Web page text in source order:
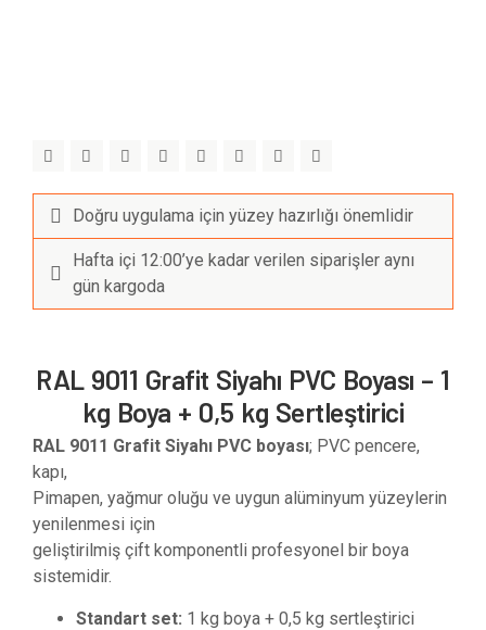
Doğru uygulama için yüzey hazırlığı önemlidir
Hafta içi 12:00’ye kadar verilen siparişler aynı
gün kargoda
RAL 9011 Grafit Siyahı PVC Boyası – 1
kg Boya + 0,5 kg Sertleştirici
RAL 9011 Grafit Siyahı PVC boyası; PVC pencere,
kapı,
Pimapen, yağmur oluğu ve uygun alüminyum yüzeylerin
yenilenmesi için
geliştirilmiş çift komponentli profesyonel bir boya
sistemidir.
Standart set: 1 kg boya + 0,5 kg sertleştirici